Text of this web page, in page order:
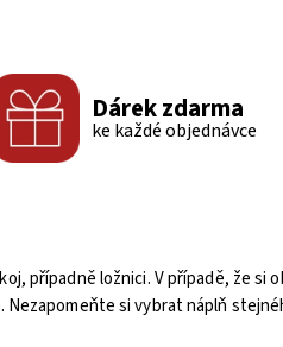
Dárek zdarma
ke každé objednávce
případně ložnici. V případě, že si
Nezapomeňte si vybrat náplň